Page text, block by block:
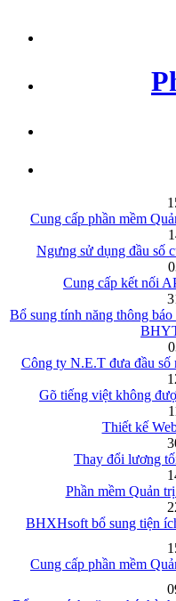
Cung cấp phần mềm
Ngưng sử dụng đầu số
Cung cấp kết nối
Bổ sung tính năng thông
Công ty N.E.T đưa đầu số
Gõ tiếng việt không
Thiết kế
Thay đổi lương
Phần mềm Quản
BHXHsoft bổ sung tiện
Cung cấp phần mềm